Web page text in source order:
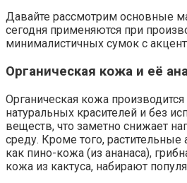
Давайте рассмотрим основные
сегодня применяются при
минималистичных сумок с
Органическая кожа и её
Органическая кожа
натуральных красителей и без
веществ, что заметно снижает
среду. Кроме того, растительные
как пино-кожа (из ананаса),
кожа из кактуса, набирают